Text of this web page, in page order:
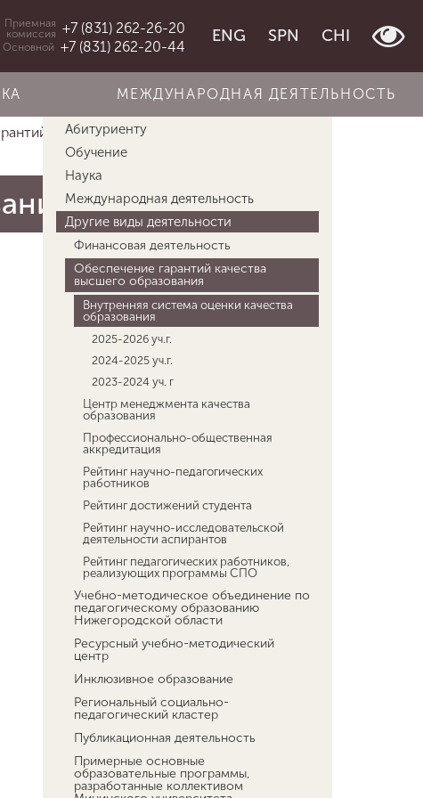
Приемная
комиссия +7 (831) 262-26-20
Основной +7 (831) 262-20-44
ENG SPN CHI
МЕЖДУНАРОДНАЯ ДЕЯТЕЛЬНОСТЬ
качес... Внутренняя система оценки ...
Об университете
Абитуриенту
Обучение
Наука
Международная деятельность
Другие виды деятельности
Финансовая деятельность
Обеспечение гарантий качества
высшего образования
Внутренняя система оценки качества
образования
2025-2026 уч.г.
2024-2025 уч.г.
2023-2024 уч. г
Центр менеджмента качества
образования
Профессионально-общественная
аккредитация
Рейтинг научно-педагогических
работников
Рейтинг достижений студента
Рейтинг научно-исследовательской
деятельности аспирантов
Рейтинг педагогических работников,
реализующих программы СПО
Учебно-методическое объединение по
педагогическому образованию
Нижегородской области
Ресурсный учебно-методический
центр
Инклюзивное образование
Региональный социально-
педагогический кластер
Публикационная деятельность
Примерные основные
образовательные программы,
разработанные коллективом